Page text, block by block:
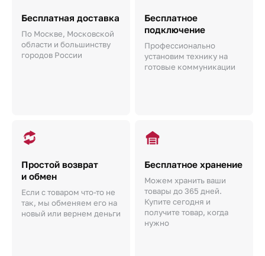
Бесплатная доставка
По Москве, Московской
области и большинству
городов России
Бесплатное
подключение
Профессионально
установим технику на
готовые коммуникации
Простой возврат
и обмен
Если с товаром что-то не
так, мы обменяем его на
новый или вернем деньги
Бесплатное хранение
Можем хранить ваши
товары до 365 дней.
Купите сегодня и
получите товар, когда
нужно